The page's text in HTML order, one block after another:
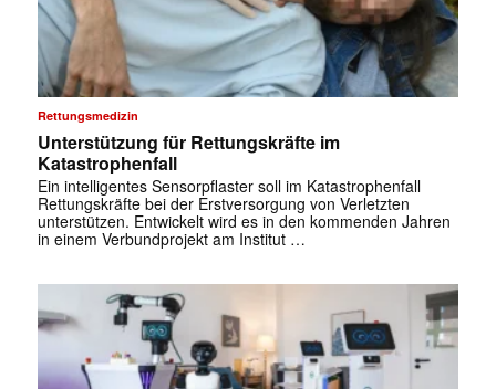
Rettungsmedizin
Unterstützung für Rettungskräfte im
Katastrophenfall
Ein intelligentes Sensorpflaster soll im Katastrophenfall
Rettungskräfte bei der Erstversorgung von Verletzten
unterstützen. Entwickelt wird es in den kommenden Jahren
in einem Verbundprojekt am Institut …